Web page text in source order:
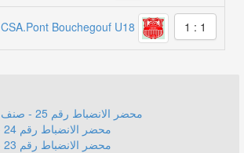
CSA.Pont Bouchegouf U18 1 : 1
محضر الانضباط رقم 25 - صنف الأكابر
محضر الانضباط رقم 24 - شبان
محضر الانضباط رقم 23 - شبان